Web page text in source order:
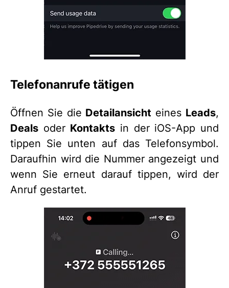
Telefonanrufe tätigen
Öffnen Sie die Detailansicht eines Leads,
Deals oder Kontakts in der iOS-App und
tippen Sie unten auf das Telefonsymbol.
Daraufhin wird die Nummer angezeigt und
wenn Sie erneut darauf tippen, wird der
Anruf gestartet.